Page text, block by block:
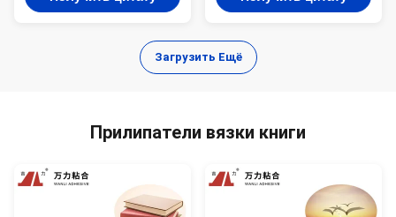
Загрузить Ещё
Прилипатели вязки книги